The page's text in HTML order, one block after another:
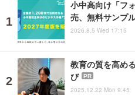
小中高向け「フ
売、無料サンプ
2026.8.5 Wed 17:15
教育の質を高め
び
PR
2025.12.22 Mon 9:45